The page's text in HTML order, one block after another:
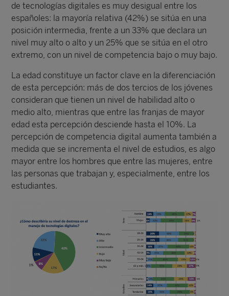
de tecnologías digitales es muy desigual entre los
españoles: la mayoría relativa (42%) se sitúa en una
posición intermedia, frente a un 33% que declara un
nivel muy alto o alto y un 25% que se sitúa en el otro
extremo, con un nivel de competencia bajo o muy bajo.
La edad constituye un factor clave en la diferenciación
de esta percepción: más de dos tercios de los jóvenes
consideran que tienen un nivel de habilidad alto o
medio alto, mientras que entre las franjas de mayor
edad esta percepción desciende hasta el 10%. La
percepción de competencia digital aumenta también a
medida que se incrementa el nivel de estudios, es algo
mayor entre los hombres que entre las mujeres, entre
las personas que trabajan y, especialmente, entre los
estudiantes.